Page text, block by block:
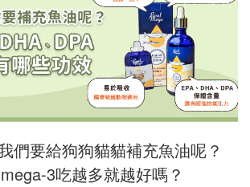
們要給狗狗貓貓補充魚油呢？
3吃越多就越好嗎？